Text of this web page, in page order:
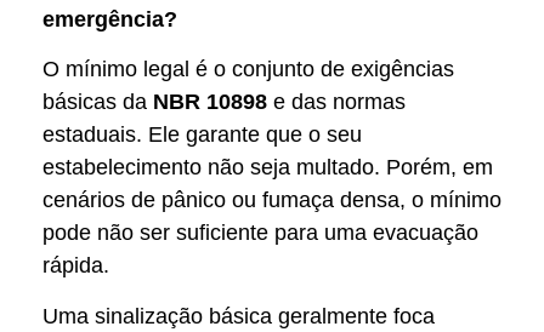
emergência?
O mínimo legal é o conjunto de exigências
básicas da NBR 10898 e das normas
estaduais. Ele garante que o seu
estabelecimento não seja multado. Porém, em
cenários de pânico ou fumaça densa, o mínimo
pode não ser suficiente para uma evacuação
rápida.
Uma sinalização básica geralmente foca